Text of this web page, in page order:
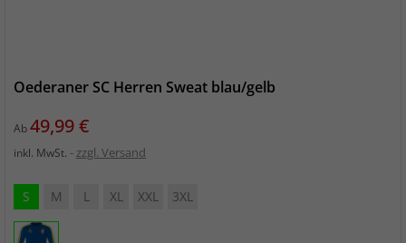
Oederaner SC Herren Sweat blau/gelb
AbPreis
49,99 €
inkl. MwSt. zzgl. Versand
S M L XL XXL 3XL